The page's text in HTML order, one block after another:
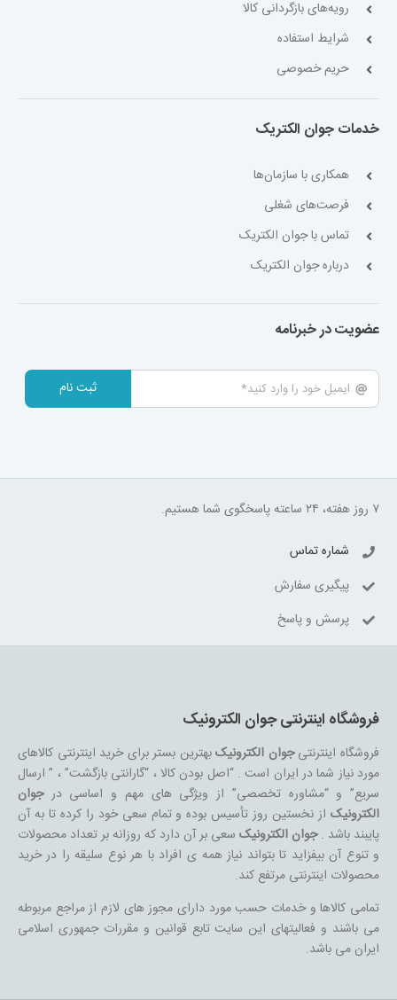
رویه‌های بازگردانی کالا
شرایط استفاده
حریم خصوصی
خدمات جوان الکتریک
همکاری با سازمان‌ها
فرصت‌های شغلی
تماس با جوان الکتریک
درباره جوان الکتریک
عضویت در خبرنامه
ثبت نام
۷ روز هفته، ۲۴ ساعته پاسخگوی شما هستیم.
شماره تماس
پیگیری سفارش
پرسش و پاسخ
فروشگاه اینترنتی جوان الکترونیک
فروشگاه اینترنتیجوان الکترونیکبهترین بستر برای خرید اینترنتی کالاهای
مورد نیاز شما در ایران است . “اصل بودن کالا ، “گارانتی بازگشت” ، ” ارسال
سریع” و “مشاوره تخصصی” از ویژگی های مهم و اساسی درجوان
الکترونیکاز نخستین روز تأسیس بوده و تمام سعی خود را کرده تا به آن
پایبند باشد .جوان الکترونیکسعی بر آن دارد که روزانه بر تعداد محصولات
و تنوع آن بیفزاید تا بتواند نیاز همه ی افراد با هر نوع سلیقه را در خرید
محصولات اینترنتی مرتفع کند.
تمامی کالاها و خدمات حسب مورد دارای مجوز های لازم از مراجع مربوطه
می باشند و فعالیتهای این سایت تابع قوانین و مقررات جمهوری اسلامی
ایران می باشد.